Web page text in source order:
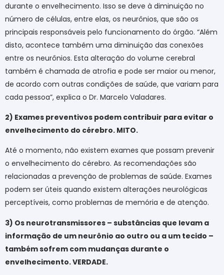
durante o envelhecimento. Isso se deve à diminuição no
número de células, entre elas, os neurônios, que são os
principais responsáveis pelo funcionamento do órgão. “Além
disto, acontece também uma diminuição das conexões
entre os neurônios. Esta alteração do volume cerebral
também é chamada de atrofia e pode ser maior ou menor,
de acordo com outras condições de saúde, que variam para
cada pessoa”, explica o Dr. Marcelo Valadares.
2) Exames preventivos podem contribuir para evitar o
envelhecimento do cérebro. MITO.
Até o momento, não existem exames que possam prevenir
o envelhecimento do cérebro. As recomendações são
relacionadas a prevenção de problemas de saúde. Exames
podem ser úteis quando existem alterações neurológicas
perceptíveis, como problemas de memória e de atenção.
3) Os neurotransmissores – substâncias que levam a
informação de um neurônio ao outro ou a um tecido –
também sofrem com mudanças durante o
envelhecimento. VERDADE.